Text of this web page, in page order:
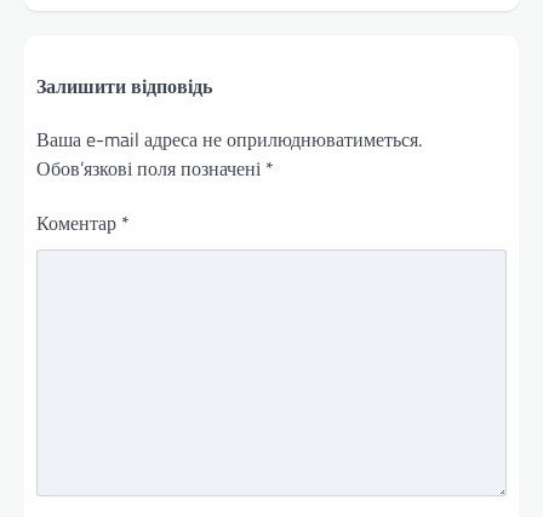
Залишити відповідь
Ваша e-mail адреса не оприлюднюватиметься.
Обов’язкові поля позначені *
Коментар *